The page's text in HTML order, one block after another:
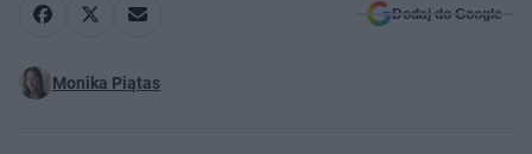
Dodaj do Google
Monika Piątas